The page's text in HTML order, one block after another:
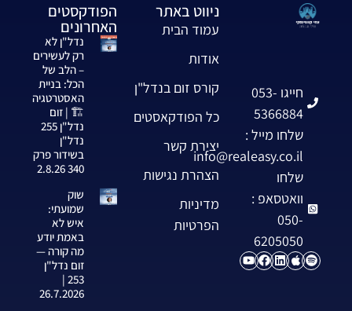
חייגו 053-
5366884
שלחו מייל :
info@realeasy.co.il
שלחו
וואטסאפ :
050-
6205050
ניווט באתר
עמוד הבית
אודות
קורס זום בנדל"ן
כל הפודקאסטים
יצירת קשר
הצהרת נגישות
מדיניות
הפרטיות
הפודקסטים
האחרונים
נדל"ן לא
רק לעשירים
– הלב של
הכל: בניית
האסטרטגיה
🏗️ | זום
נדל"ן 255
נדל"ן
בשידור פרק
340 2.8.26
שוק
שמועתי:
איש לא
באמת יודע
מה קורה —
זום נדל"ן
253 |
26.7.2026